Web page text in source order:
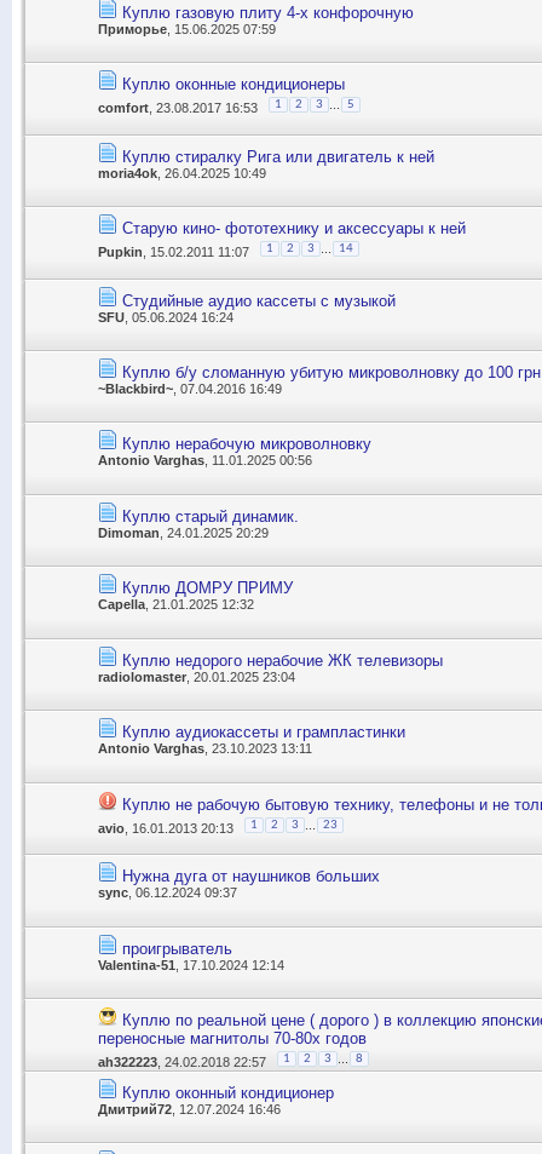
Куплю газовую плиту 4-х конфорочную
Приморье , 15.06.2025 07:59
Куплю оконные кондиционеры
comfort , 23.08.2017 16:53 1 2 3 5
Куплю стиралку Рига или двигатель к ней
moria4ok , 26.04.2025 10:49
Старую кино- фототехнику и аксессуары к ней
Pupkin , 15.02.2011 11:07 1 2 3 14
Студийные аудио кассеты с музыкой
SFU , 05.06.2024 16:24
Куплю б/у сломанную убитую микроволновку до 100
~Blackbird~ , 07.04.2016 16:49
Куплю нерабочую микроволновку
Antonio Varghas, 11.01.2025 00:56
Куплю старый динамик.
Dimoman , 24.01.2025 20:29
Куплю ДОМРУ ПРИМУ
Capella , 21.01.2025 12:32
Куплю недорого нерабочие ЖК телевизоры
radiolomaster , 20.01.2025 23:04
Куплю аудиокассеты и грампластинки
Antonio Varghas , 23.10.2023 13:11
Куплю не рабочую бытовую технику, телефоны и не
avio , 16.01.2013 20:13 1 2 3 23
Нужна дуга от наушников больших
sync , 06.12.2024 09:37
проигрыватель
Valentina-51 , 17.10.2024 12:14
Куплю по реальной цене ( дорого ) в коллекцию
переносные магнитолы 70-80х годов
ah322223 , 24.02.2018 22:57 1 2 3 8
Куплю оконный кондиционер
Дмитрий72 , 12.07.2024 16:46